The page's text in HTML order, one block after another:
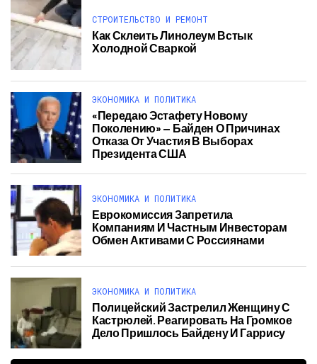
СТРОИТЕЛЬСТВО И РЕМОНТ
Как Склеить Линолеум Встык
Холодной Сваркой
ЭКОНОМИКА И ПОЛИТИКА
«Передаю Эстафету Новому
Поколению» — Байден О Причинах
Отказа От Участия В Выборах
Президента США
ЭКОНОМИКА И ПОЛИТИКА
Еврокомиссия Запретила
Компаниям И Частным Инвесторам
Обмен Активами С Россиянами
ЭКОНОМИКА И ПОЛИТИКА
Полицейский Застрелил Женщину С
Кастрюлей. Реагировать На Громкое
Дело Пришлось Байдену И Гаррису